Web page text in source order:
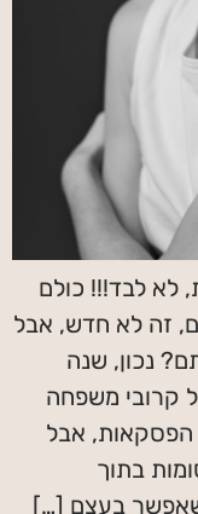
לא לבד!!! כולם
זה לא חדש, אבל
נכון, שנה
קרובי משפחה
אבל
בתוך
שאפשר בעצם […]